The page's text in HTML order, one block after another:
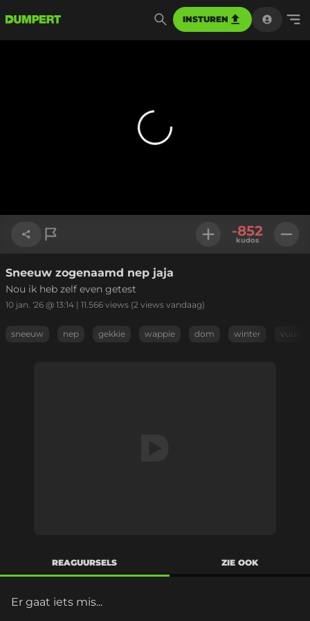
INSTUREN
Link kopiëren
-852
kudos
Sneeuw zogenaamd nep jaja
Nou ik heb zelf even getest
10 jan. '26 @ 13:14 | 11.566 views (2 views vandaag)
sneeuw nep gekkie wappie dom winter vuur
REAGUURSELS ZIE OOK
Er gaat iets mis...